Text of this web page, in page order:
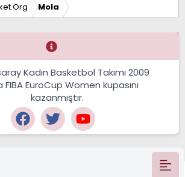
Mola
Kadın Basketbol Takımı 2009
FIBA EuroCup Women kupasını
kazanmıştır.